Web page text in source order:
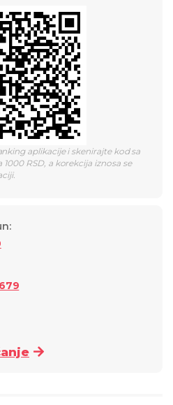
aplikacije i skenirajte kod sa
RSD, a korekcija iznosa se
: